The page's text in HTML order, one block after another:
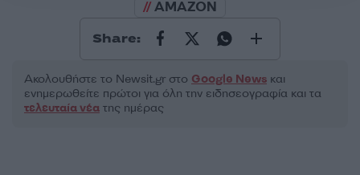
AMAZON
Share:
Ακολουθήστε το Νewsit.gr στο Google News και
ενημερωθείτε πρώτοι για όλη την ειδησεογραφία και τα
τελευταία νέα της ημέρας